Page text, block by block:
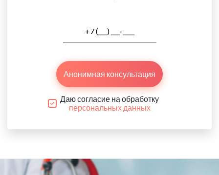
Анонимная консультация
Даю согласие на обработку
персональных данных